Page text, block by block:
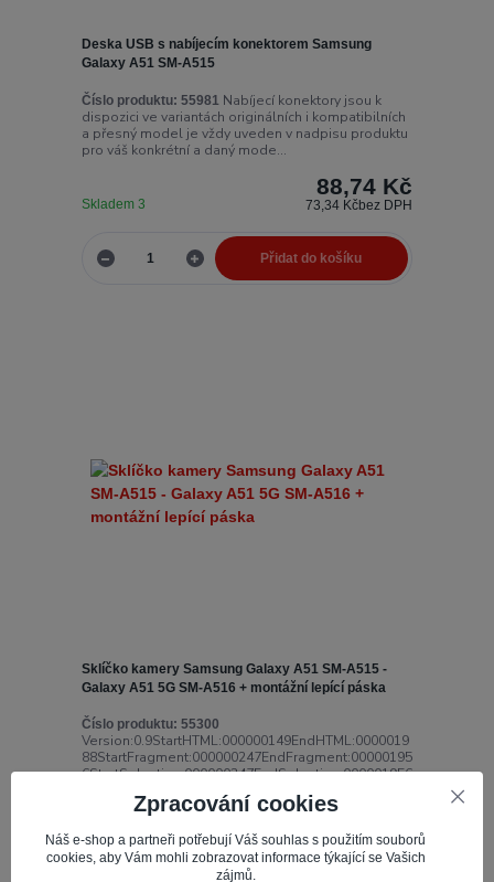
Deska USB s nabíjecím konektorem Samsung
Galaxy A51 SM-A515
Číslo produktu: 55981Nabíjecí konektory jsou k
dispozici ve variantách originálních i kompatibilních
a přesný model je vždy uveden v nadpisu produktu
pro váš konkrétní a daný mode...
88,74 Kč
73,34 Kčbez DPH
Skladem 3
Přidat do košíku
Sklíčko kamery Samsung Galaxy A51 SM-A515 -
Galaxy A51 5G SM-A516 + montážní lepící páska
Číslo produktu: 55300
Version:0.9StartHTML:000000149EndHTML:0000019
88StartFragment:000000247EndFragment:00000195
6StartSelection:000000247EndSelection:000001956
47,63 Kčbez DPH
Skladem 4
Zpracování cookies
Náš e-shop a partneři potřebují Váš souhlas s použitím souborů
cookies, aby Vám mohli zobrazovat informace týkající se Vašich
zájmů.